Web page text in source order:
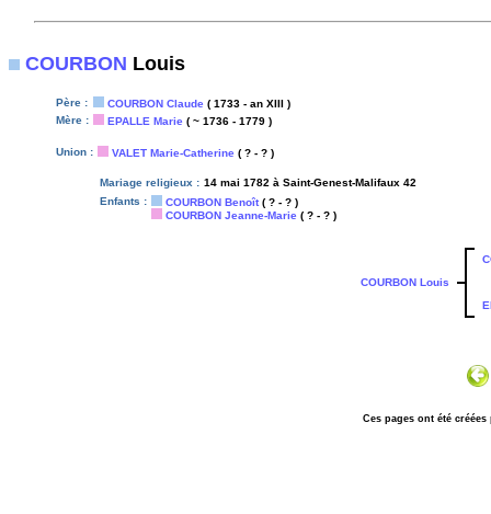
COURBON Louis
Père : COURBON Claude ( 1733 - an XIII )
Mère :
EPALLE Marie ( ~ 1736 - 1779 )
Union : VALET Marie-Catherine ( ? - ? )
Mariage religieux : 14 mai 1782 à Saint-Genest-Malifaux 42
Enfants :
COURBON Benoît( ? - ? )
COURBON Jeanne-Marie ( ? - ? )
COURBON Louis
Ces pages ont été